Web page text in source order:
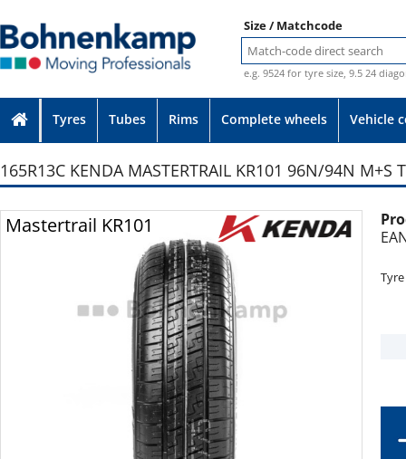
Size / Matchcode
e.g. 9524 for tyre size, 9.5 24
Tyres Tubes Rims Complete wheels Vehicle
165R13C KENDA MASTERTRAIL KR101 96N/94N M+S
Mastertrail KR101 Photo provided without guarantee
Tyre